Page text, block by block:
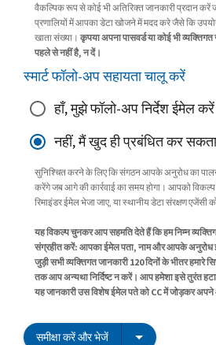
वैकल्पिक रूप से कोई भी अतिरिक्त जानकारी प्रदान
प्रणालियों में आपका डेटा खोजने में मदद करे जैसे कि
खाता संख्या। कृपया अपना पासवर्ड या कोई भी
पहले से नहीं है, न दें।
स्मार्ट फॉलो-अप सहायता चालू करें
हाँ, मुझे फॉलो-अप निर्देश ईमेल करें
नहीं, मैं खुद ही प्रबंधित कर
सुनिश्चित करने के लिए कि संगठन आपके अनुरोध का
करेंगे जब आगे की कार्रवाई का समय होगा। आपको विकल्प
रिमाइंडर ईमेल भेजा जाए, या स्थानीय डेटा संरक्षण एजेंसी
यह विकल्प चुनकर आप सहमति देते हैं कि हम निम्न
संग्रहीत करें: आपका ईमेल पता, नाम और आपके
जुड़ी सभी व्यक्तिगत जानकारी 120 दिनों के भीतर हमारे
तक आप अन्यथा निर्दिष्ट न करें। आप हमेशा इसे तुरंत
यह जानकारी उस विशेष ईमेल पते को CC में जोड़कर
समीक्षा करें और भेजें